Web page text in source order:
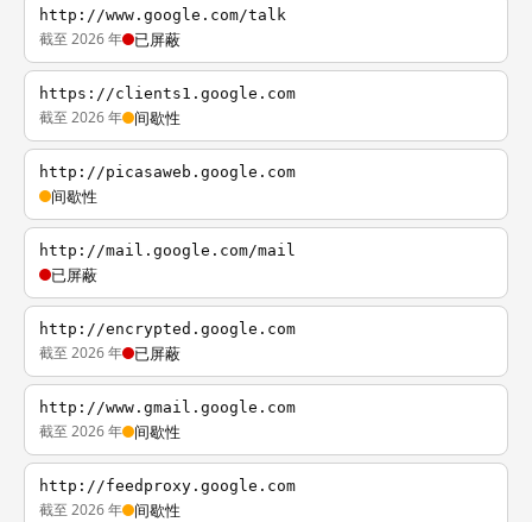
http://www.google.com/talk
截至 2026 年 已屏蔽
https://clients1.google.com
截至 2026 年 间歇性
http://picasaweb.google.com
间歇性
http://mail.google.com/mail
已屏蔽
http://encrypted.google.com
截至 2026 年 已屏蔽
http://www.gmail.google.com
截至 2026 年 间歇性
http://feedproxy.google.com
截至 2026 年 间歇性